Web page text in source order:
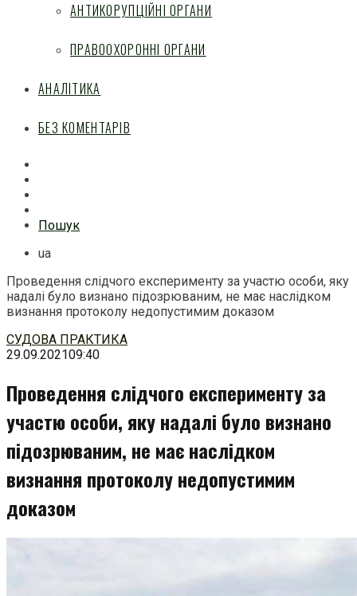
АНТИКОРУПЦІЙНІ ОРГАНИ
ПРАВООХОРОННІ ОРГАНИ
АНАЛІТИКА
БЕЗ КОМЕНТАРІВ
Пошук
ua
Проведення слідчого експерименту за участю особи, яку
надалі було визнано підозрюваним, не має наслідком
визнання протоколу недопустимим доказом
Перейти
до
СУДОВА ПРАКТИКА
29.09.202109:40
Проведення слідчого експерименту за
участю особи, яку надалі було визнано
підозрюваним, не має наслідком
визнання протоколу недопустимим
доказом